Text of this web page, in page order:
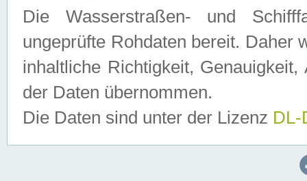
Die Wasserstraßen- und
ungeprüfte Rohdaten bereit. Daher
inhaltliche Richtigkeit,
der Daten übernommen.
Die Daten sind unter der Lizenz